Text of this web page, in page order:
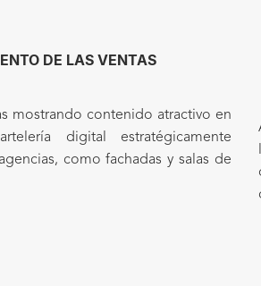
DE LAS VENTAS
mostrando contenido atractivo en
digital estratégicamente
como fachadas y salas de